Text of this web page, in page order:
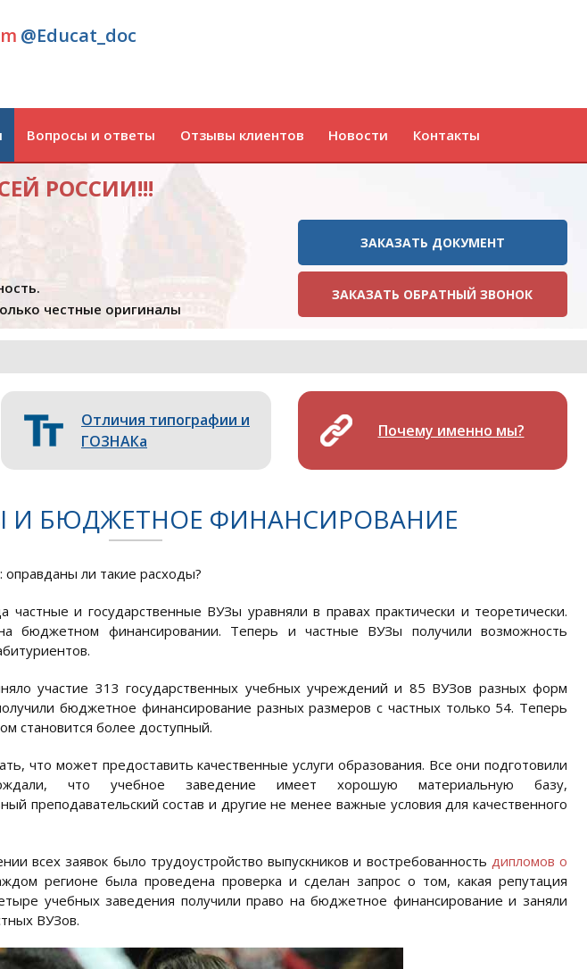
@Educat_doc
Вопросы и ответы Отзывы клиентов Новости Контакты
РОССИИ!!!
честные оригиналы
ЗАКАЗАТЬ ДОКУМЕНТ
ЗАКАЗАТЬ ОБРАТНЫЙ ЗВОНОК
Отличия типографии и
ГОЗНАКа
Почему именно мы?
И БЮДЖЕТНОЕ ФИНАНСИРОВАНИЕ
ли такие расходы?
и государственные ВУЗы уравняли в правах практически и теоретически.
бюджетном финансировании. Теперь и частные ВУЗы получили возможность
участие 313 государственных учебных учреждений и 85 ВУЗов разных форм
бюджетное финансирование разных размеров с частных только 54. Теперь
становится более доступный.
что может предоставить качественные услуги образования. Все они подготовили
что учебное заведение имеет хорошую материальную базу,
преподавательский состав и другие не менее важные условия для качественного
всех заявок было трудоустройство выпускников и востребованность дипломов о
регионе была проведена проверка и сделан запрос о том, какая репутация
учебных заведения получили право на бюджетное финансирование и заняли
ВУЗов.